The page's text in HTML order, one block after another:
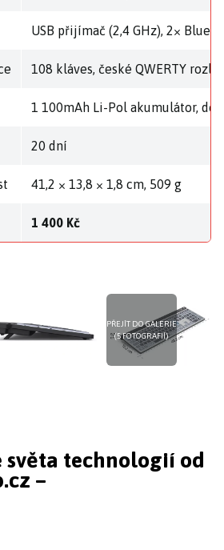
USB přijímač (2,4 GHz), 2×
108 kláves, české QWERTY
1 100mAh Li-Pol akumulátor,
20 dní
41,2 × 13,8 × 1,8 cm, 509 g
1 400 Kč
PŘEJÍT DO GALERIE
(5 FOTOGRAFIÍ)
světa technologií od
–